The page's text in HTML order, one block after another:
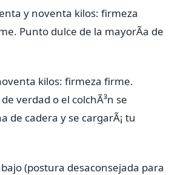
y noventa kilos: firmeza
Punto dulce de la mayorÃ­a de
kilos: firmeza firme.
verdad o el colchÃ³n se
de cadera y se cargarÃ¡ tu
(postura desaconsejada para